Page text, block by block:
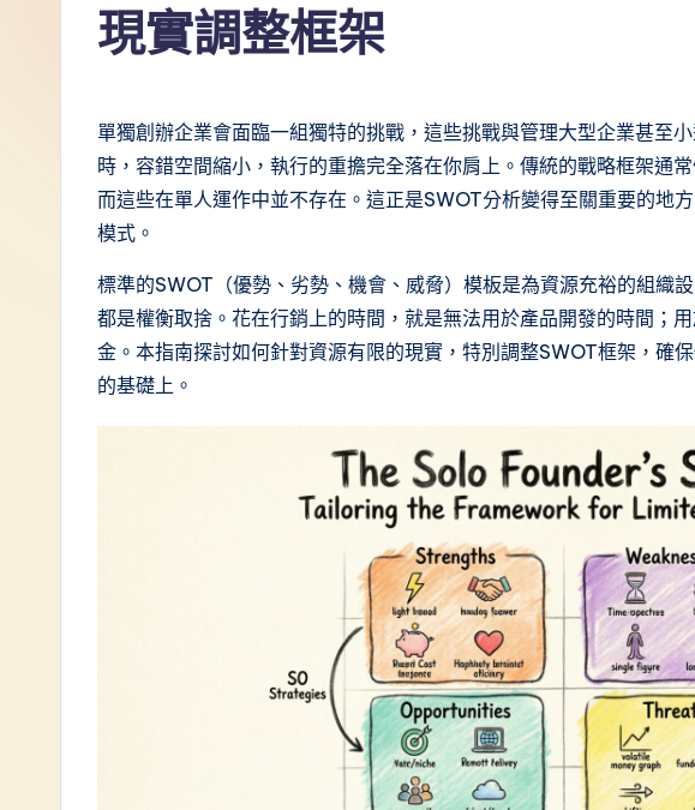
A
it
現實調整框架
單獨創辦企業會面臨一組獨特的挑戰，這些挑戰與管理大型企業甚至
時，容錯空間縮小，執行的重擔完全落在你肩上。傳統的戰略框架通
而這些在單人運作中並不存在。這正是SWOT分析變得至關重要的地
模式。
標準的SWOT（優勢、劣勢、機會、威脅）模板是為資源充裕的組織
都是權衡取捨。花在行銷上的時間，就是無法用於產品開發的時間；
金。本指南探討如何針對資源有限的現實，特別調整SWOT框架，確
的基礎上。